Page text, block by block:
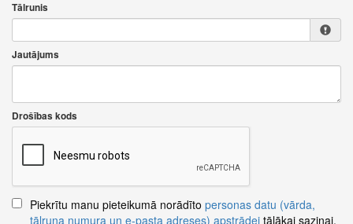
Tālrunis
Jautājums
Drošības kods
Piekrītu manu pieteikumā norādīto personas datu (vārda,
tālruņa numura un e-pasta adreses) apstrādei tālākai saziņai.